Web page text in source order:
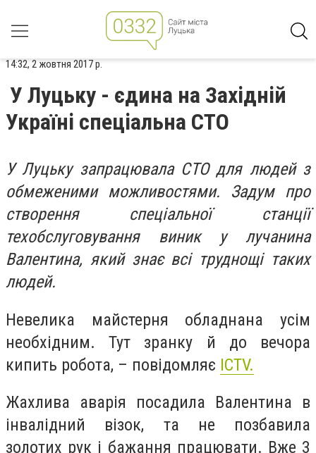
14:32, 2 жовтня 2017 р.
У Луцьку - єдина на Західній
Україні спеціальна СТО
У Луцьку запрацювала СТО для людей з
обмеженими можливостями. Задум про
створення спеціальної станції
техобслуговування виник у лучанина
Валентина, який знає всі труднощі таких
людей.
Невелика майстерня обладнана усім
необхідним. Тут зранку й до вечора
кипить робота, – повідомляє ICTV.
Жахлива аварія посадила Валентина в
інвалідний візок, та не позбавила
золотих рук і бажання працювати. Вже 3